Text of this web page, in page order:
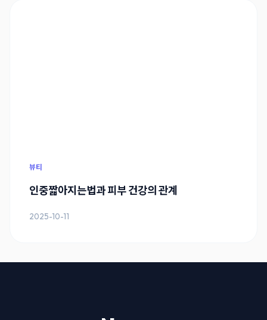
뷰티
인중짧아지는법과 피부 건강의 관계
2025-10-11